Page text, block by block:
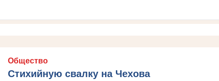
Общество
Стихийную свалку на Чехова